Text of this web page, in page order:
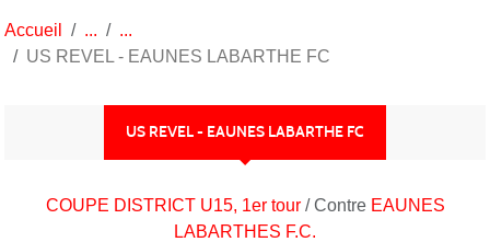
Accueil
US REVEL - EAUNES LABARTHE FC
US REVEL - EAUNES LABARTHE FC
COUPE DISTRICT U15, 1er tour / Contre EAUNES
LABARTHES F.C.